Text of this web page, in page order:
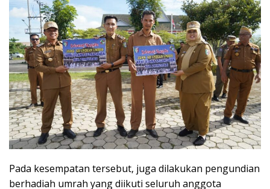
Pada kesempatan tersebut, juga dilakukan pengundian
berhadiah umrah yang diikuti seluruh anggota